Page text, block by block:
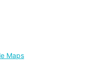
Maps